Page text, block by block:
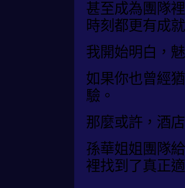
甚至成為團隊
時刻都更有成
我開始明白，
如果你也曾經
驗。
那麼或許，酒
孫華姐姐團隊
裡找到了真正